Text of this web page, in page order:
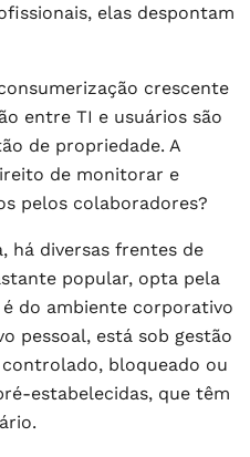
elas despontam
crescente
entre TI e usuários são
de propriedade. A
de monitorar e
pelos colaboradores?
há diversas frentes de
popular, opta pela
do ambiente corporativo
pessoal, está sob gestão
bloqueado ou
estabelecidas, que têm